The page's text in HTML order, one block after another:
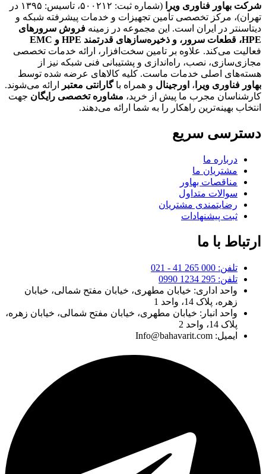
شرکت بهاور فناوری ویرا
(شماره ثبت: ۵۰۰۲۱۲، تاسیس: ۱۳۹۵ در
تهران)، مرکز تخصصی تأمین تجهیزات و خدمات پیشرفته شبکه و
دیتاسنتر در ایران است. این مجموعه در زمینه فروش سرورهای
HPE، قطعات سرور، و ذخیره‌سازهای قدرتمند HPE و EMC
فعالیت می‌کند. علاوه بر تامین سخت‌افزار، ارائه خدمات تخصصی
مجازی‌سازی، نصب، راه‌اندازی و پشتیبانی فنی شبکه نیز از
هسته‌های اصلی خدمات ماست. کلیه کالاهای عرضه شده توسط
بهاور فناوری ویرا ، اورجینال و همراه باگارانتی معتبر
ارائه می‌شوند.
کارشناسان مجرب ما پیش از خرید، مشاوره تخصصی رایگان جهت
انتخاب بهینه‌ترین راهکار را به شما ارائه می‌دهند.
دسترسی سریع
درباره ما
مشتریان ما
مناقصات بهاور
سوالات متداول
رضایتمندی مشتریان
ثبت پیشنهادات
ارتباط با ما
تلفن: 000 265 41 - 021
تلفن: 295 1234 0990
واحد اداری: خیابان مطهری، خیابان مفتح شمالی، خیابان
زهره، پلاک 14، واحد 1
واحد انبار: خیابان مطهری، خیابان مفتح شمالی، خیابان زهره،
پلاک 14، واحد 2
ایمیل: Info@bahavarit.com